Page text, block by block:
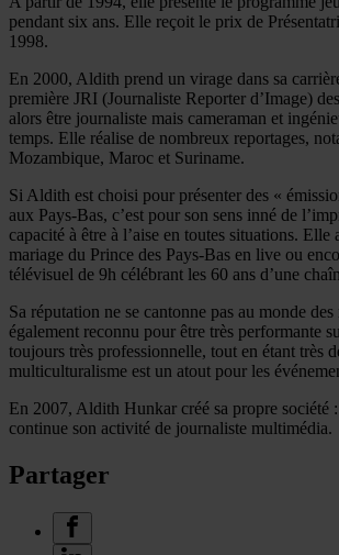
pendant six ans. Elle reçoit le prix de
1998.
En 2000, Aldith prend un virage dans sa
première JRI (Journaliste Reporter d’Image)
alors être journaliste mais cameraman et
temps. Elle réalise de nombreux reportages,
Mozambique, Maroc et Suriname.
Si Aldith est choisi pour présenter des «
aux Pays-Bas, c’est pour son sens inné de
capacité à être à l’aise en toutes situations. Elle
mariage du Prince des Pays-Bas en live ou
télévisuel de 9h célébrant les 60 ans d’une
Sa réputation ne se cantonne pas au monde
également reconnu pour être très performante
toujours très professionnelle, tout en étant très
multiculturalisme est un atout pour les
En 2007, Aldith Hunkar créé sa propre société
continue son activité de journaliste multimédia.
Partager